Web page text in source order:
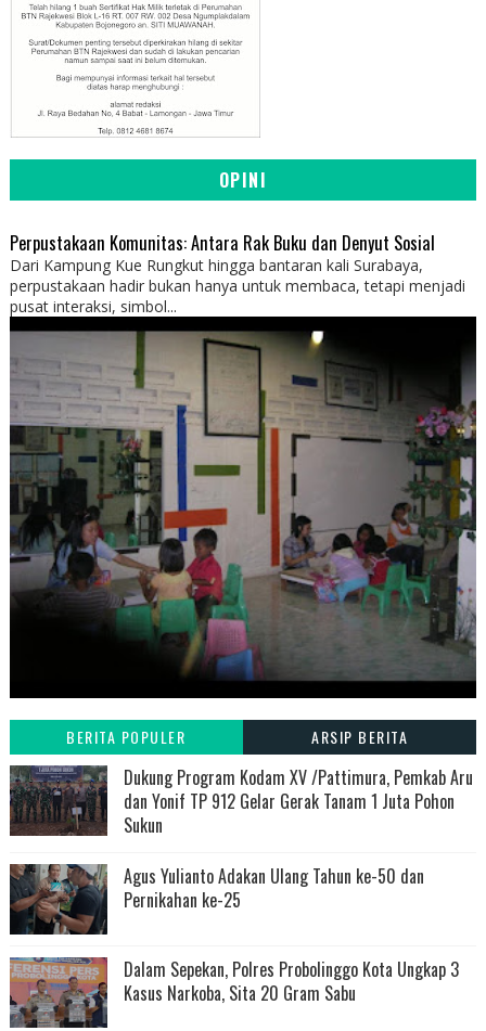
OPINI
Perpustakaan Komunitas: Antara Rak Buku dan Denyut Sosial
Dari Kampung Kue Rungkut hingga bantaran kali Surabaya,
perpustakaan hadir bukan hanya untuk membaca, tetapi menjadi
pusat interaksi, simbol...
BERITA POPULER ARSIP BERITA
Dukung Program Kodam XV /Pattimura, Pemkab Aru
dan Yonif TP 912 Gelar Gerak Tanam 1 Juta Pohon
Sukun
Agus Yulianto Adakan Ulang Tahun ke-50 dan
Pernikahan ke-25
Dalam Sepekan, Polres Probolinggo Kota Ungkap 3
Kasus Narkoba, Sita 20 Gram Sabu